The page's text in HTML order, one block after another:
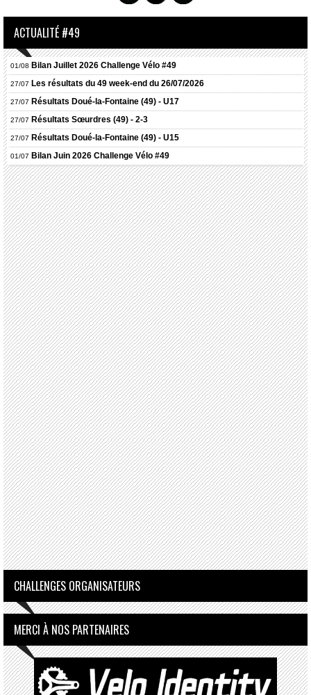
ACTUALITÉ #49
01/08 Bilan Juillet 2026 Challenge Vélo #49
27/07 Les résultats du 49 week-end du 26/07/2026
27/07 Résultats Doué-la-Fontaine (49) - U17
27/07 Résultats Sœurdres (49) - 2-3
27/07 Résultats Doué-la-Fontaine (49) - U15
01/07 Bilan Juin 2026 Challenge Vélo #49
CHALLENGES ORGANISATEURS
MERCI À NOS PARTENAIRES